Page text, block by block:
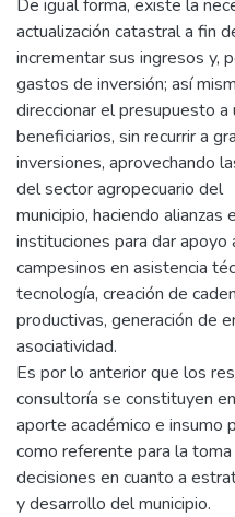
De igual forma, existe la
actualización catastral a fin
incrementar sus ingresos y,
gastos de inversión; así
direccionar el presupuesto a
beneficiarios, sin recurrir a
inversiones, aprovechando
del sector agropecuario del
municipio, haciendo
instituciones para dar apoyo
campesinos en asistencia
tecnología, creación de
productivas, generación de
asociatividad.
Es por lo anterior que los
consultoría se constituyen
aporte académico e insumo
como referente para la
decisiones en cuanto a
y desarrollo del municipio.